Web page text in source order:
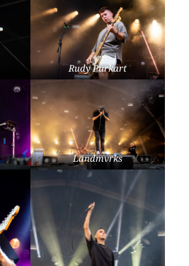
Rudy Purkart
Landmvrks